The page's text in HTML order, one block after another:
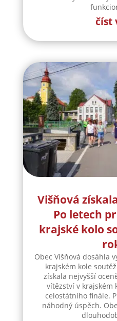
číst
Višňová
Po letech
krajské kolo
Obec Višňová dosáhla
krajském kole
získala nejvyšší
vítězství v krajském
celostátního finále.
náhodný úspěch.